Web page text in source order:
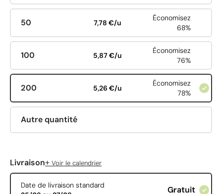
50 7,78 €/u
Économisez
68%
100 5,87 €/u
Économisez
76%
200 5,26 €/u
Économisez
78%
Autre quantité
Livraison+ Voir le calendrier
Date de livraison standard
Gratuit